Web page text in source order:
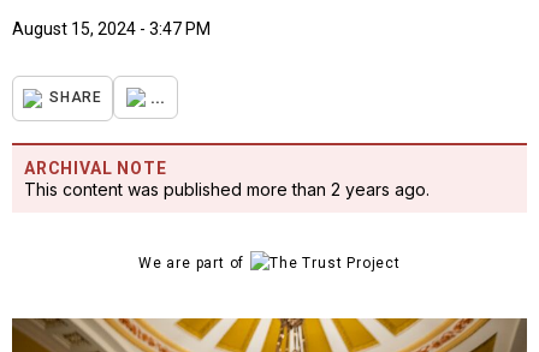
August 15, 2024 - 3:47 PM
SHARE ...
ARCHIVAL NOTE
This content was published more than 2 years ago.
We are part of